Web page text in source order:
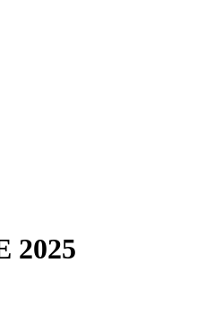
2025